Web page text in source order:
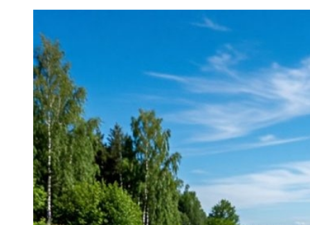
маршрут
по
Москве:
где
в
столице
попробовать
лето
на
вкус